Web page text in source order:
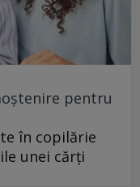
pentru
în copilărie
unei cărți